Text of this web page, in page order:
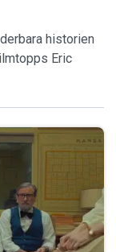
historien
Eric